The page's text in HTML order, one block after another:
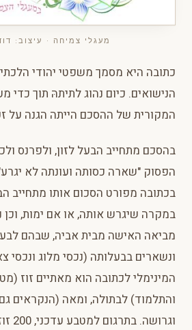
מעגלי צמיחה · עיצוב:
כתובה היא מסמך משפטי יהודי
הנישואים. כיום נהוג לתיתהּ תוך
המקורית של ההסכם הייתה הגנה על
בהסכם מתחייב הבעל לזון, ולפרנס
הפסוק "שארה כסותה ועונתה לא
בכתובה מפורט הסכום אותו מתחייב
במקרה שיגרש אותה, או אם ימות, וכן
מביאה האישה מבית אביה, שבהם
ונשארים בבעלותה (נכסי מלוג ונכסי
המינימלי לכתובה הוא מאתיים זוז
והתלמוד) לבתולה, ומאה (הנקראים